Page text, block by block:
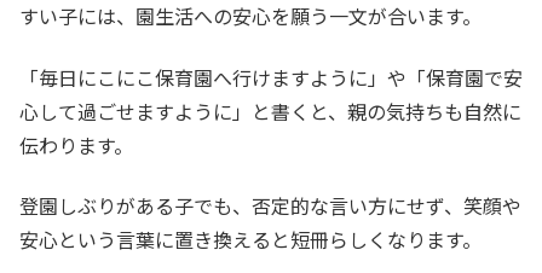
すい子には、園生活への安心を願う一文が合います。
「毎日にこにこ保育園へ行けますように」や「保育園で安
心して過ごせますように」と書くと、親の気持ちも自然に
伝わります。
登園しぶりがある子でも、否定的な言い方にせず、笑顔や
安心という言葉に置き換えると短冊らしくなります。